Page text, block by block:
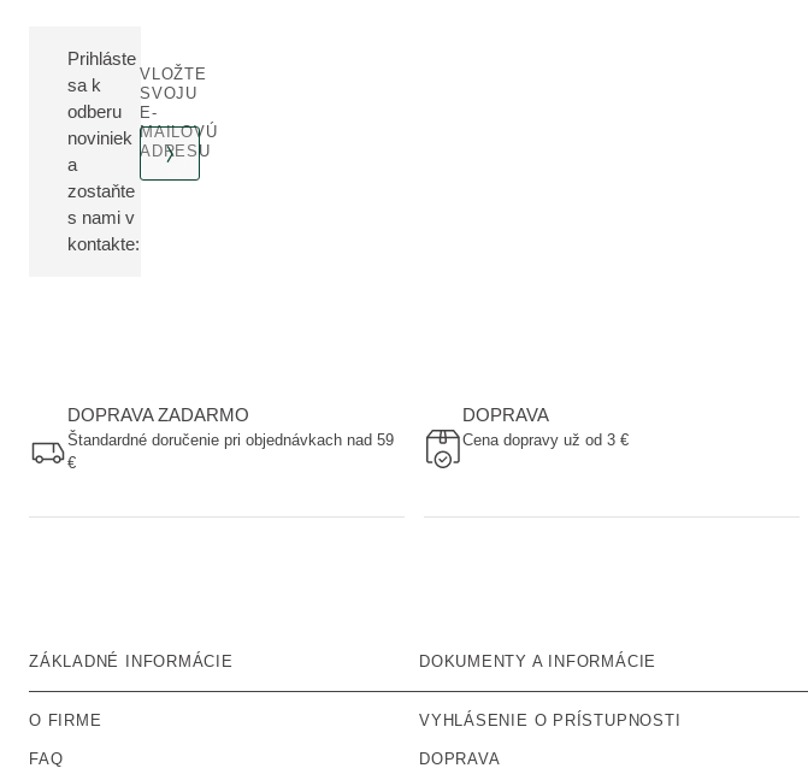
Prihláste
sa k
odberu
noviniek
a
zostaňte
s nami v
kontakte:
VLOŽTE
SVOJU
E-
MAILOVÚ
ADRESU
DOPRAVA ZADARMO
Štandardné doručenie pri objednávkach nad 59
€
DOPRAVA
Cena dopravy už od 3 €
ZÁKLADNÉ INFORMÁCIE
O FIRME
FAQ
DOKUMENTY A INFORMÁCIE
VYHLÁSENIE O PRÍSTUPNOSTI
DOPRAVA